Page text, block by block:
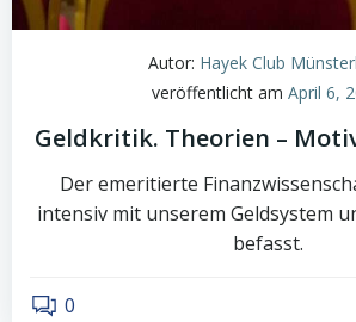
Autor: Hayek Club
veröffentlicht am April 6,
Geldkritik. Theorien –
Der emeritierte
intensiv mit unserem Geldsystem
befasst.
0